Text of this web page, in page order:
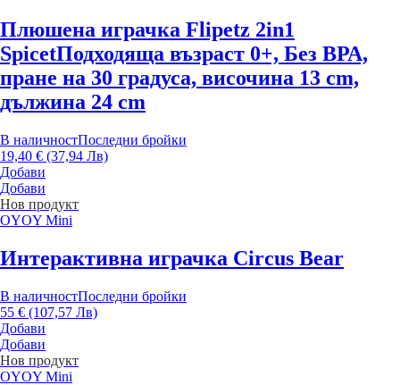
Плюшена играчка Flipetz 2in1
SpicetПодходяща възраст 0+, Без ВРА,
пране на 30 градуса, височина 13 cm,
дължина 24 cm
В наличностПоследни бройки
19,40 € (37,94 Лв)
Добави
Добави
Нов продукт
OYOY Mini
Интерактивна играчка Circus Bear
В наличностПоследни бройки
55 € (107,57 Лв)
Добави
Добави
Нов продукт
OYOY Mini